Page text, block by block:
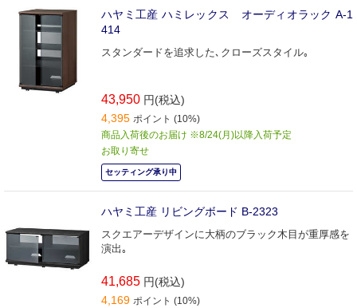
ハヤミ工産 ハミレックス オーディオラック A-1
414
スタンダードを追求した､クローズスタイル｡
43,950 円(税込)
4,395 ポイント (10%)
商品入荷後のお届け ※8/24(月)以降入荷予定
お取り寄せ
セッティング承り中
ハヤミ工産 リビングボード B-2323
スクエアーデザインに大柄のブラック木目が重厚感を
演出｡
41,685 円(税込)
4,169 ポイント (10%)